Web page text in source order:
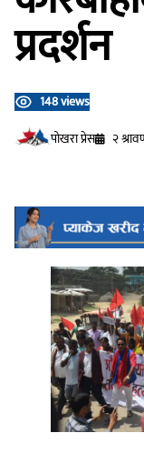
प्रदर्शन
148 views
प‍ोखरा प्रेस
२